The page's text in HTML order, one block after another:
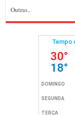
Outras..